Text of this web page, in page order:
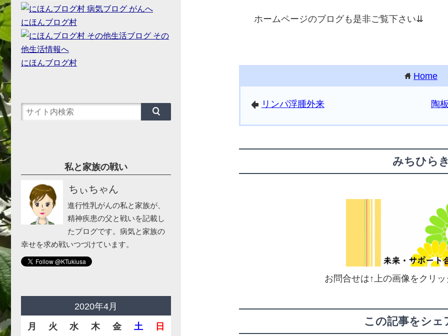
ホームページのブログも是非ご覧下さい⇊
home Home
arrowleft リンパ浮腫外来 陶
みちひら
お問合せは↑上の画像をクリ
この記事をシェ
にほんブログ村
にほんブログ村
私と家族の戦い
ちぃちゃん
進行性乳がんの私と家族が、
精神疾患の父と戦いを記載し
たプログです。病気と家族の
幸せを求め戦いつづけています。
2020年4月
月
火 水 木 金 土
日